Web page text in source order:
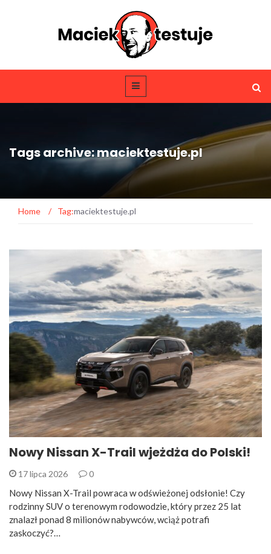
Tags archive: maciektestuje.pl
Home / Tag:maciektestuje.pl
Nowy Nissan X-Trail wjeżdża do Polski!
17 lipca 2026 0
Nowy Nissan X-Trail powraca w odświeżonej odsłonie! Czy
rodzinny SUV o terenowym rodowodzie, który przez 25 lat
znalazł ponad 8 milionów nabywców, wciąż potrafi
zaskoczyć?…